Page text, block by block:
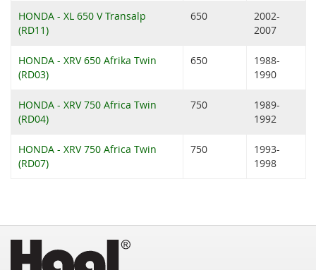
HONDA - XL 650 V Transalp
(RD11)
650
2002-
2007
HONDA - XRV 650 Afrika Twin
(RD03)
650
1988-
1990
HONDA - XRV 750 Africa Twin
(RD04)
750
1989-
1992
HONDA - XRV 750 Africa Twin
(RD07)
750
1993-
1998